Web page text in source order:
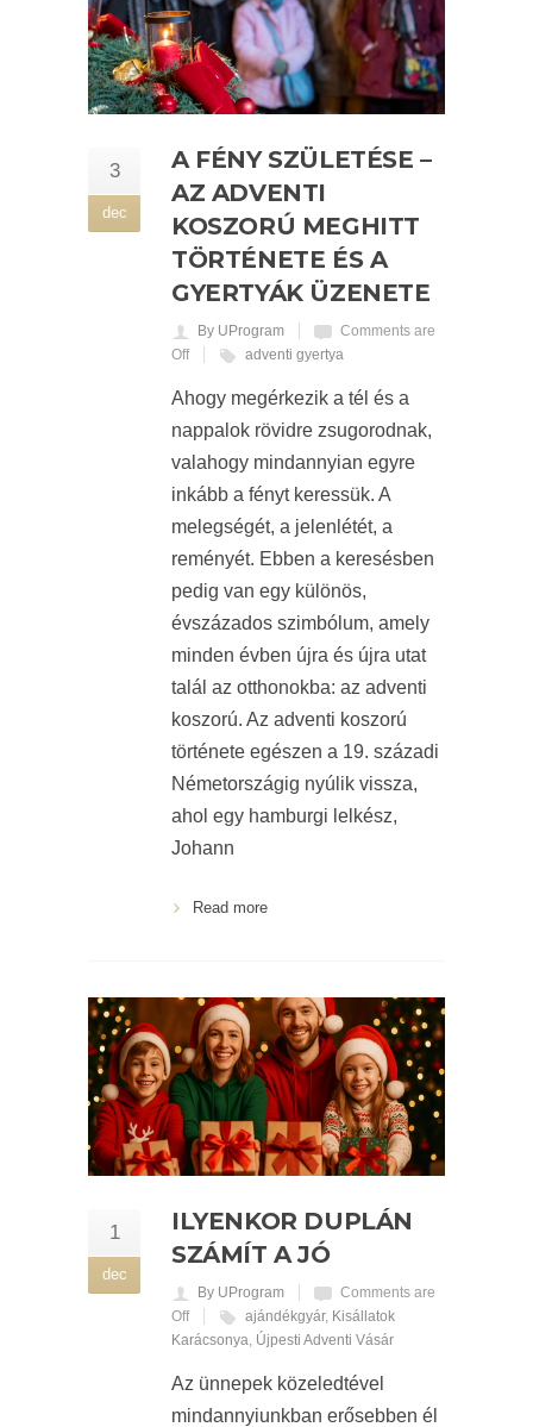
3
dec
A FÉNY SZÜLETÉSE –
AZ ADVENTI
KOSZORÚ MEGHITT
TÖRTÉNETE ÉS A
GYERTYÁK ÜZENETE
By UProgram
Comments are
Off
adventi gyertya
Ahogy megérkezik a tél és a
nappalok rövidre zsugorodnak,
valahogy mindannyian egyre
inkább a fényt keressük. A
melegségét, a jelenlétét, a
reményét. Ebben a keresésben
pedig van egy különös,
évszázados szimbólum, amely
minden évben újra és újra utat
talál az otthonokba: az adventi
koszorú. Az adventi koszorú
története egészen a 19. századi
Németországig nyúlik vissza,
ahol egy hamburgi lelkész,
Johann
Read more
1
dec
ILYENKOR DUPLÁN
SZÁMÍT A JÓ
By UProgram
Comments are
Off
ajándékgyár, Kisállatok
Karácsonya, Újpesti Adventi Vásár
Az ünnepek közeledtével
mindannyiunkban erősebben él